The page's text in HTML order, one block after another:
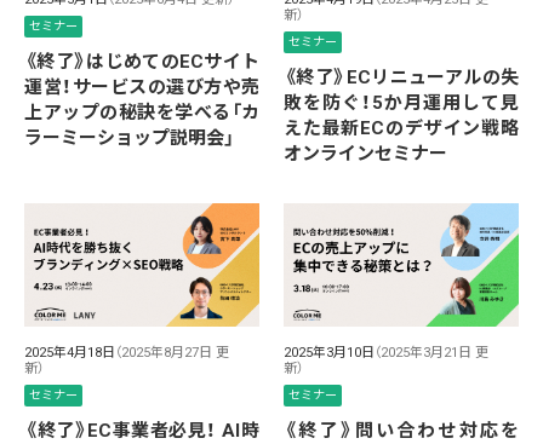
セミナー
《終了》はじめてのECサイト
運営！サービスの選び方や売
上アップの秘訣を学べる「カ
ラーミーショップ説明会」
新）
セミナー
《終了》ECリニューアルの失
敗を防ぐ！5か月運用して見
えた最新ECのデザイン戦略
オンラインセミナー
2025年4月18日 （2025年8月27日 更
新）
セミナー
《終了》EC事業者必見！ AI時
2025年3月10日 （2025年3月21日 更
新）
セミナー
《終了》問い合わせ対応を